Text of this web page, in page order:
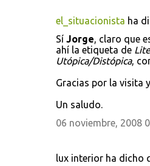
el_situacionista ha
Sí Jorge, claro que
ahí la etiqueta de
Utópica/Distópica,
Gracias por la visita
Un saludo.
06 noviembre, 2008
lux interior ha dicho